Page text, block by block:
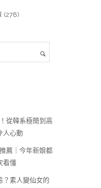
(278)
從韓系極簡到高
人心動
薦｜今年新娘都
看懂
？素人變仙女的